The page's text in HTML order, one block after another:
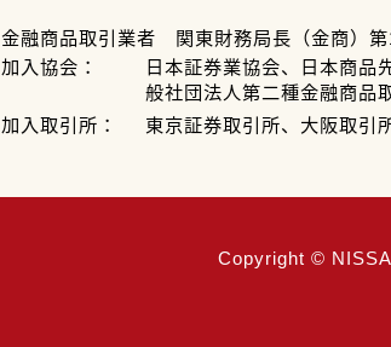
金融商品取引業者 関東財務局長（金商）
加入協会：
日本証券業協会、日本商品
般社団法人第二種金融商品
加入取引所：
東京証券取引所、大阪取引
Copyright ©